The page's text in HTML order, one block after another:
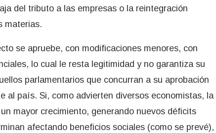
del tributo a las empresas o la reintegración
materias.
se apruebe, con modificaciones menores, con
lo cual le resta legitimidad y no garantiza su
parlamentarios que concurran a su aprobación
al país. Si, como advierten diversos economistas, la
mayor crecimiento, generando nuevos déficits
afectando beneficios sociales (como se prevé),